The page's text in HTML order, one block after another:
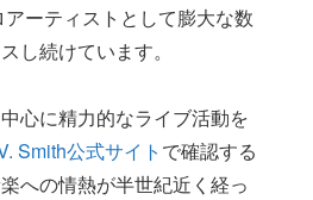
ーティストとして膨大な数
し続けています。
心に精力的なライブ活動を
Smith公式サイト で確認する
への情熱が半世紀近く経っ